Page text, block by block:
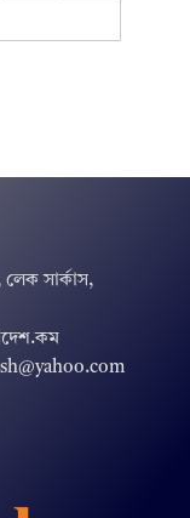
সার্কাস,